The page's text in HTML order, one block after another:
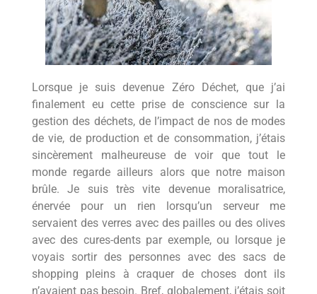
Lorsque je suis devenue Zéro Déchet, que j’ai
finalement eu cette prise de conscience sur la
gestion des déchets, de l’impact de nos de modes
de vie, de production et de consommation, j’étais
sincèrement malheureuse de voir que tout le
monde regarde ailleurs alors que notre maison
brûle. Je suis très vite devenue moralisatrice,
énervée pour un rien lorsqu’un serveur me
servaient des verres avec des pailles ou des olives
avec des cures-dents par exemple, ou lorsque je
voyais sortir des personnes avec des sacs de
shopping pleins à craquer de choses dont ils
n’avaient pas besoin. Bref, globalement, j’étais soit